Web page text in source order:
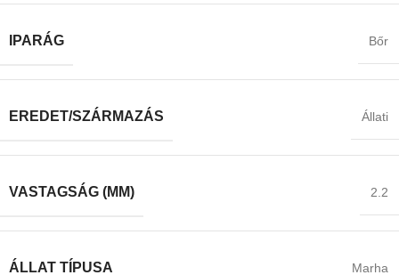
IPARÁG Bőr
EREDET/SZÁRMAZÁS Állati
VASTAGSÁG (MM) 2.2
ÁLLAT TÍPUSA Marha